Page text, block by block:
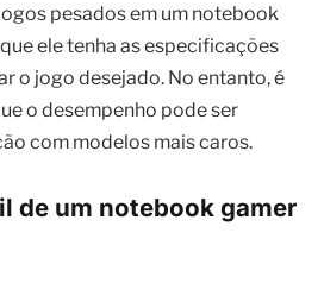
pesados em um notebook
ele tenha as especificações
o jogo desejado. No entanto, é
o desempenho pode ser
com modelos mais caros.
de um notebook gamer